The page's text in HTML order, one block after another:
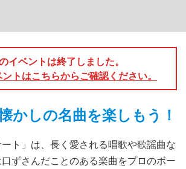
イベントは終了しました。
トはこちらからご確認ください。
かしの名曲を楽しもう！
ート」は、長く愛される唱歌や歌謡曲な
ずさんだことのある楽曲をプロのボー